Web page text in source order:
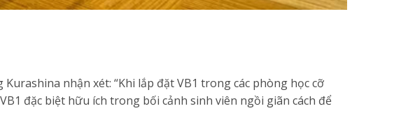
nhận xét: “Khi lắp đặt VB1 trong các phòng học cỡ
đặc biệt hữu ích trong bối cảnh sinh viên ngồi giãn cách để